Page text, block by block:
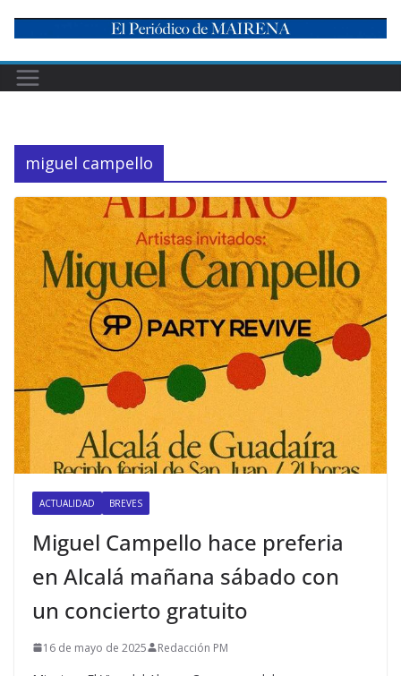
content
miguel campello
ACTUALIDAD BREVES
Miguel Campello hace preferia
en Alcalá mañana sábado con
un concierto gratuito
16 de mayo de 2025 Redacción PM